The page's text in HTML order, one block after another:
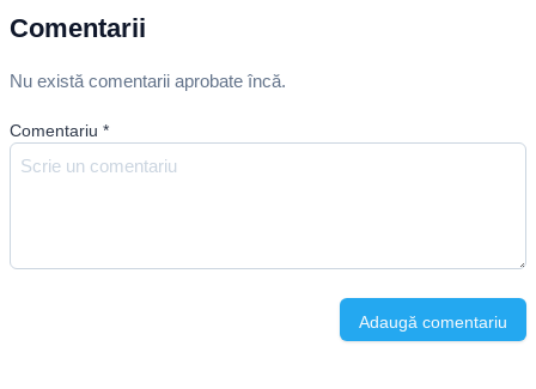
Comentarii
Nu există comentarii aprobate încă.
Comentariu *
Adaugă comentariu